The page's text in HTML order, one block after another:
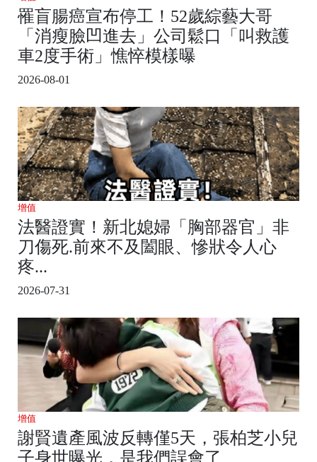
罹盲腸癌宣布停工！52歲綜藝大哥
「消瘦臉凹進去」公司鬆口「叫救護
車2度手術」憔悴模樣曝
2026-08-01
增值
法醫證實！新北媳婦「胸部器官」非
刀傷死.前來不及闔眼、慘狀令人心
疼...
2026-07-31
增值
謝賢遺產風波反轉僅5天，張柏芝小兒
子身世曝光，是我們誤會了